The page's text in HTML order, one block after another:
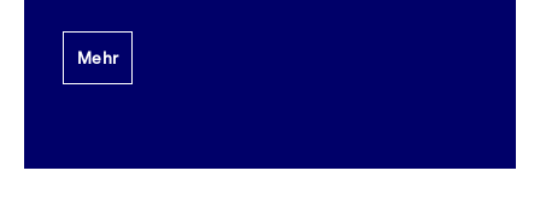
Mehr
Domain
bis